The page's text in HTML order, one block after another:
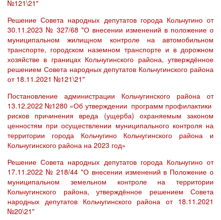
№121\21"
Решение Совета народных депутатов города Кольчугино от
30.11.2023 № 327/68 "О внесении изменений в положение о
муниципальном жилищном контроле на автомобильном
транспорте, городском наземном транспорте и в дорожном
хозяйстве в границах Кольчугинского района, утверждённое
решением Совета народных депутатов Кольчугинского района
от 18.11.2021 №121\21"
Постановление администрации Кольчугинского района от
13.12.2022 №1280 «Об утверждении программ профилактики
рисков причинения вреда (ущерба) охраняемым законом
ценностям при осуществлении муниципального контроля на
территории города Кольчугино Кольчугинского района и
Кольчугинского района на 2023 год»
Решение Совета народных депутатов города Кольчугино от
17.11.2022 № 218/44 "О внесении изменений в Положение о
муниципальном земельном контроле на территории
Кольчугинского района, утверждённое решением Совета
народных депутатов Кольчугинского района от 18.11.2021
№20\21"